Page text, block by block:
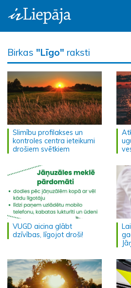
Birkas "Līgo" raksti
Slimību profilakses un
kontroles centra ieteikumi
drošiem svētkiem
VUGD aicina glābt
dzīvības, līgojot droši!